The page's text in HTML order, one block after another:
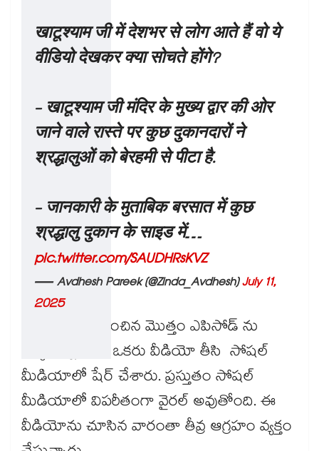
खाटूश्याम जी में देशभर से लोग आते हैं वो ये
वीडियो देखकर क्या सोचते होंगे?
- खाटूश्याम जी मंदिर के मुख्य द्वार की ओर
जाने वाले रास्ते पर कुछ दुकानदारों ने
श्रद्धालुओं को बेरहमी से पीटा है.
- जानकारी के मुताबिक बरसात में कुछ
श्रद्धालु दुकान के साइड में…
pic.twitter.com/SAUDHRsKVZ
— Avdhesh Pareek (@Zinda_Avdhesh)July 11,
2025
దాడికి సంబంధించిన మొత్తం ఎపిసోడ్ ను
అక్కడున్న వారు ఒకరు వీడియో తీసి సోషల్
మీడియాలో షేర్ చేశారు. ప్రస్తుతం సోషల్
మీడియాలో విపరీతంగా వైరల్ అవుతోంది. ఈ
వీడియోను చూసిన వారంతా తీవ్ర ఆగ్రహం వ్యక్తం